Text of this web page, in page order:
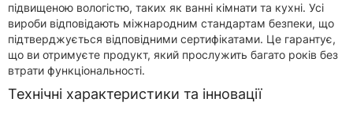
підвищеною вологістю, таких як ванні кімнати та кухні. Усі
вироби відповідають міжнародним стандартам безпеки, що
підтверджується відповідними сертифікатами. Це гарантує,
що ви отримуєте продукт, який прослужить багато років без
втрати функціональності.
Технічні характеристики та інновації